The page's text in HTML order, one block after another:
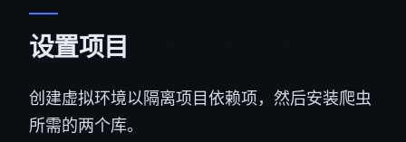
设置项目
创建虚拟环境以隔离项目依赖项，然后安装爬虫
所需的两个库。